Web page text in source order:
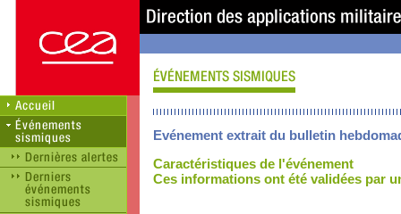
Evénement extrait du bulletin
Caractéristiques de l'événement
Ces informations ont été validées par